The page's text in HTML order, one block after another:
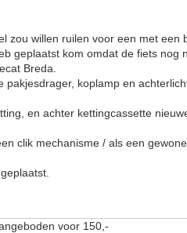
zou willen ruilen voor een met een
geplaatst kom omdat de fiets nog
Breda.
pakjesdrager, koplamp en
en achter kettingcassette
clik mechanisme / als een
voor 150,-